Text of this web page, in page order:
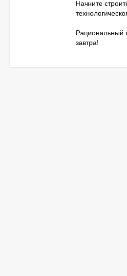
Начните
Рациональный
завтра!